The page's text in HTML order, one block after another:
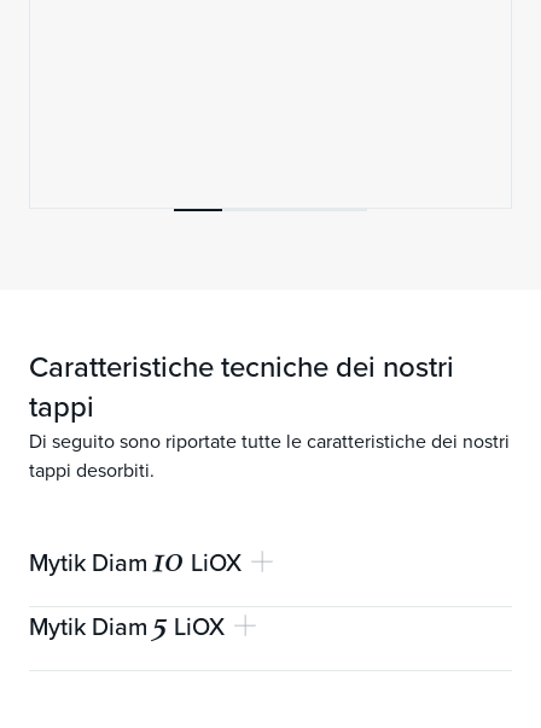
Caratteristiche tecniche dei nostri
tappi
Di seguito sono riportate tutte le caratteristiche dei nostri
tappi desorbiti.
Mytik Diam10 LiOX
Garanzia meccanica
Mytik Diam 5 LiOX